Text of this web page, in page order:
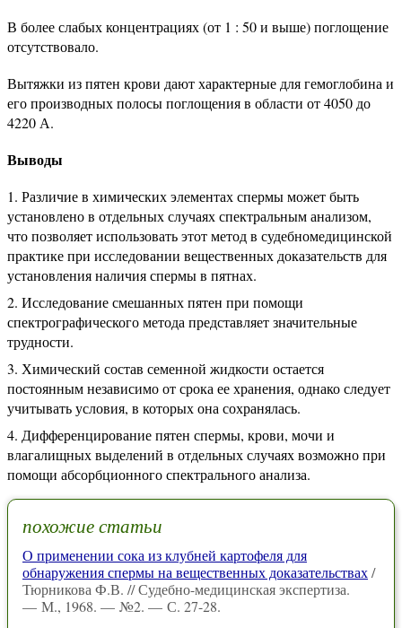
В более слабых концентрациях (от 1 : 50 и выше) поглощение
отсутствовало.
Вытяжки из пятен крови дают характерные для гемоглобина и
его производных полосы поглощения в области от 4050 до
4220 А.
Выводы
Различие в химических элементах спермы может быть
установлено в отдельных случаях спектральным анализом,
что позволяет использовать этот метод в судебномедицинской
практике при исследовании вещественных доказательств для
установления наличия спермы в пятнах.
Исследование смешанных пятен при помощи
спектрографического метода представляет значительные
трудности.
Химический состав семенной жидкости остается
постоянным независимо от срока ее хранения, однако следует
учитывать условия, в которых она сохранялась.
Дифференцирование пятен спермы, крови, мочи и
влагалищных выделений в отдельных случаях возможно при
помощи абсорбционного спектрального анализа.
похожие статьи
О применении сока из клубней картофеля для
обнаружения спермы на вещественных доказательствах/
Тюрникова Ф.В. // Судебно-медицинская экспертиза.
— М., 1968. — №2. — С. 27-28.